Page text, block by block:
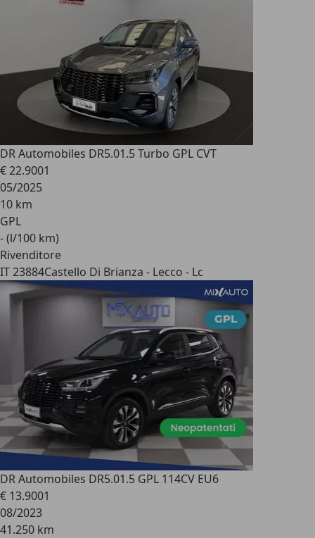
DR Automobiles DR5.01.5 Turbo GPL CVT
€ 22.9001
05/2025
10 km
GPL
- (l/100 km)
Rivenditore
IT 23884Castello Di Brianza - Lecco - Lc
DR Automobiles DR5.01.5 GPL 114CV EU6
€ 13.9001
08/2023
41.250 km